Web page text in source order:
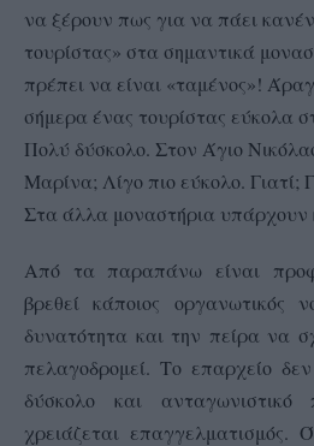
να ξέρουν πως για να πάει
τουρίστας» στα σημαντικά
πρέπει να είναι «ταμένος»!
σήμερα ένας τουρίστας εύκολα
Πολύ δύσκολο. Στον Άγιο
Μαρίνα; Λίγο πιο εύκολο. Γιατί;
Στα άλλα μοναστήρια υπάρχουν
Από τα παραπάνω είναι
βρεθεί κάποιος
δυνατότητα και την πείρα να
πελαγοδρομεί. Το επαρχείο
δύσκολο και ανταγωνιστικό
χρειάζεται επαγγελματισμός.